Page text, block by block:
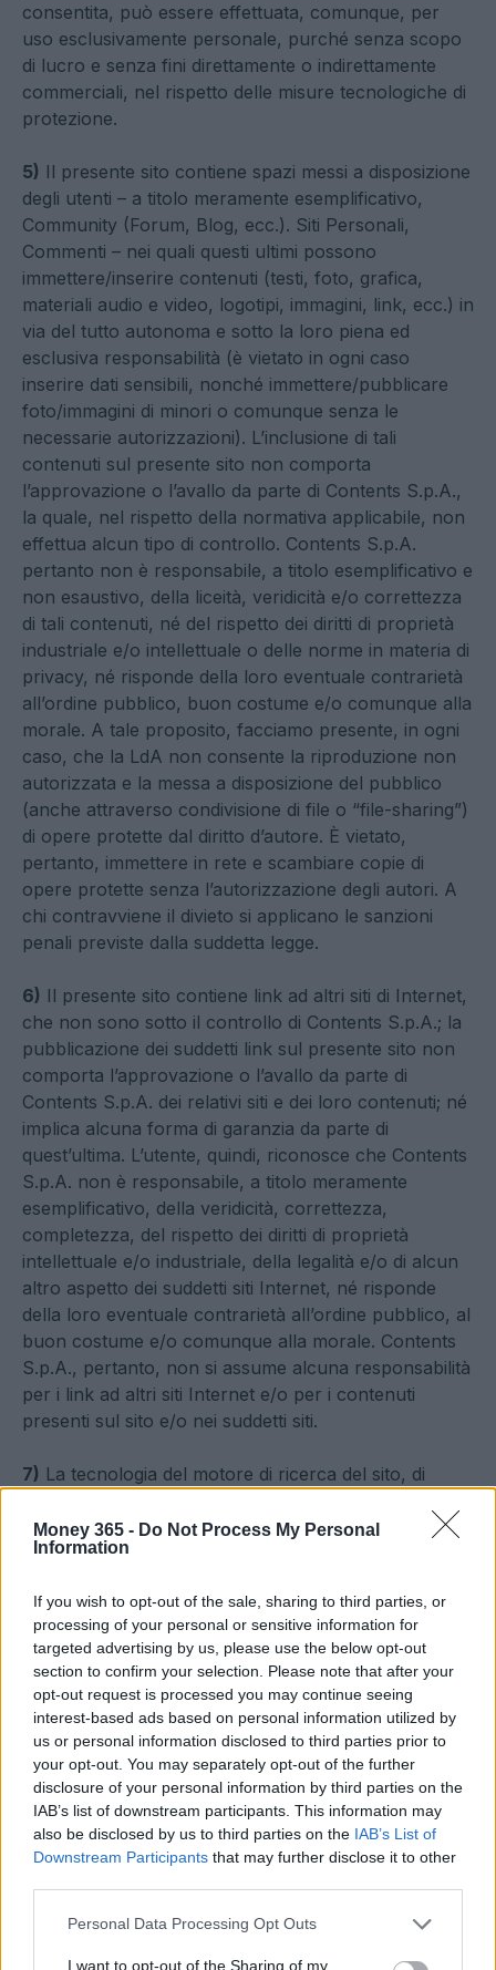
Money 365 - Do Not Process My Personal
Information
If you wish to opt-out of the sale, sharing to third parties, or
processing of your personal or sensitive information for
targeted advertising by us, please use the below opt-out
section to confirm your selection. Please note that after your
opt-out request is processed you may continue seeing
interest-based ads based on personal information utilized by
us or personal information disclosed to third parties prior to
your opt-out. You may separately opt-out of the further
disclosure of your personal information by third parties on the
IAB’s list of downstream participants. This information may
also be disclosed by us to third parties on the IAB’s List of
Downstream Participants that may further disclose it to other
Please note that this website/app uses one or more Google
not limited to your visit or usage behaviour. You may click to
Personal Data Processing Opt Outs
I want to opt-out of the Sharing of my
consentita, può essere effettuata, comunque, per
uso esclusivamente personale, purché senza scopo
di lucro e senza fini direttamente o indirettamente
commerciali, nel rispetto delle misure tecnologiche di
protezione.
5) Il presente sito contiene spazi messi a disposizione
degli utenti – a titolo meramente esemplificativo,
Community (Forum, Blog, ecc.). Siti Personali,
Commenti – nei quali questi ultimi possono
immettere/inserire contenuti (testi, foto, grafica,
materiali audio e video, logotipi, immagini, link, ecc.) in
via del tutto autonoma e sotto la loro piena ed
esclusiva responsabilità (è vietato in ogni caso
inserire dati sensibili, nonché immettere/pubblicare
foto/immagini di minori o comunque senza le
necessarie autorizzazioni). L’inclusione di tali
contenuti sul presente sito non comporta
l’approvazione o l’avallo da parte di Contents S.p.A.,
la quale, nel rispetto della normativa applicabile, non
effettua alcun tipo di controllo. Contents S.p.A.
pertanto non è responsabile, a titolo esemplificativo e
non esaustivo, della liceità, veridicità e/o correttezza
di tali contenuti, né del rispetto dei diritti di proprietà
industriale e/o intellettuale o delle norme in materia di
privacy, né risponde della loro eventuale contrarietà
all’ordine pubblico, buon costume e/o comunque alla
morale. A tale proposito, facciamo presente, in ogni
caso, che la LdA non consente la riproduzione non
autorizzata e la messa a disposizione del pubblico
(anche attraverso condivisione di file o “file-sharing”)
di opere protette dal diritto d’autore. È vietato,
pertanto, immettere in rete e scambiare copie di
opere protette senza l’autorizzazione degli autori. A
chi contravviene il divieto si applicano le sanzioni
penali previste dalla suddetta legge.
6) Il presente sito contiene link ad altri siti di Internet,
che non sono sotto il controllo di Contents S.p.A.; la
pubblicazione dei suddetti link sul presente sito non
comporta l’approvazione o l’avallo da parte di
Contents S.p.A. dei relativi siti e dei loro contenuti; né
implica alcuna forma di garanzia da parte di
quest’ultima. L’utente, quindi, riconosce che Contents
S.p.A. non è responsabile, a titolo meramente
esemplificativo, della veridicità, correttezza,
completezza, del rispetto dei diritti di proprietà
intellettuale e/o industriale, della legalità e/o di alcun
altro aspetto dei suddetti siti Internet, né risponde
della loro eventuale contrarietà all’ordine pubblico, al
buon costume e/o comunque alla morale. Contents
S.p.A., pertanto, non si assume alcuna responsabilità
per i link ad altri siti Internet e/o per i contenuti
presenti sul sito e/o nei suddetti siti.
7) La tecnologia del motore di ricerca del sito, di
S.p.A., produce automaticamente e senza alcun
intervento di Contents S.p.A. i risultati delle ricerche
mondo e accessibili tramite Internet. Contents S.p.A.
non ha alcun controllo su tali informazioni e non
fornisce nessuna garanzia sulle medesime e in
particolare sulla loro accuratezza, qualità, veridicità,
contenuto e legittimità. Contents S.p.A. non è altresì
responsabile se i risultati di una ricerca portano alla
consultazione di informazioni ritenute non gradite,
non congruenti con lo scopo della ricerca, offensive
o dannose. Contents S.p.A. non potrà in nessun caso
essere ritenuta responsabile dei danni, diretti ed
indiretti, derivanti all’utente o a terzi dal motore di
stessa.